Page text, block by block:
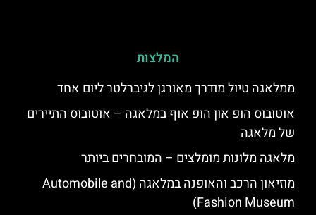
המלצות
ממלאגה טיול מודרך מאורגן לגיברלטר ליום אחד
אוטובוס הופ און הופ אוף במלאגה – אוטובוס התיירים
של מלאגה
מלאגה מלונות מומלצים – המובחרים ביותר
מוזיאון הרכב והאופנה במלאגה (Automobile and
Fashion Museum)